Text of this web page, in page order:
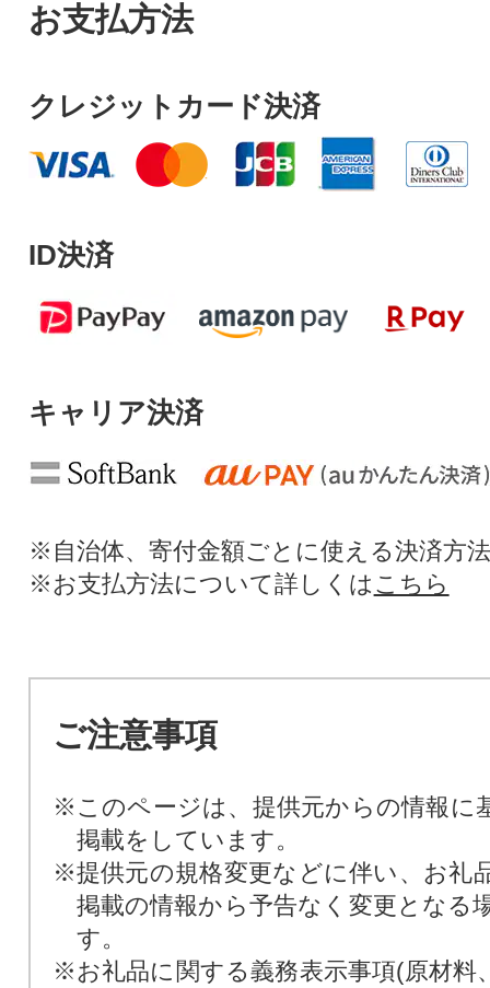
お支払方法
クレジットカード決済
ID決済
キャリア決済
※自治体、寄付金額ごとに使える決済方
※お支払方法について詳しくは こちら
ご注意事項
※このページは、提供元からの情報に
掲載をしています。
※提供元の規格変更などに伴い、お礼
掲載の情報から予告なく変更となる
す。
※お礼品に関する義務表示事項(原材料